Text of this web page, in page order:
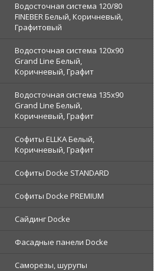
Водосточная система 120/80
FINEBER Белый, Коричневый,
Графитовый
Водосточная система 120x90
Grand Line Белый,
Коричневый, Графит
Водосточная система 135x90
Grand Line Белый,
Коричневый, Графит
Софиты ELLKA Белый,
Коричневый, Графит
Софиты Docke STANDARD
Софиты Docke PREMIUM
Сайдинг Docke
Фасадные панели Docke
Саморезы, шурупы